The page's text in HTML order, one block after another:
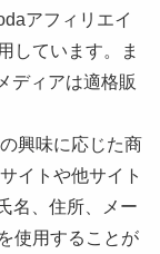
アフィリエイ
しています。ま
ディアは適格販
興味に応じた商
イトや他サイト
名、住所、メー
使用することが